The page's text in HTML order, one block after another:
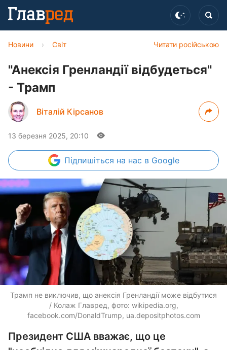
Читати російською
Новини › Світ
"Анексія Гренландії відбудеться"
- Трамп
Віталій Кірсанов
13 березня 2025, 20:10
Підпишіться на нас в Google
Трамп не виключив, що анексія Гренландії може відбутися
/ Колаж Главред, фото: wikipedia.org,
facebook.com/DonaldTrump, ua.depositphotos.com
Президент США вважає, що це